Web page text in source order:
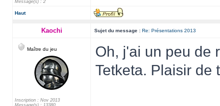
Message(s) : 2
Haut
Kaochi Sujet du message : Re: Présentations 2013
Maître du jeu
Inscription : Nov 2013
Message(s) : 13380
Oh, j'ai un peu de
Tetketa. Plaisir de